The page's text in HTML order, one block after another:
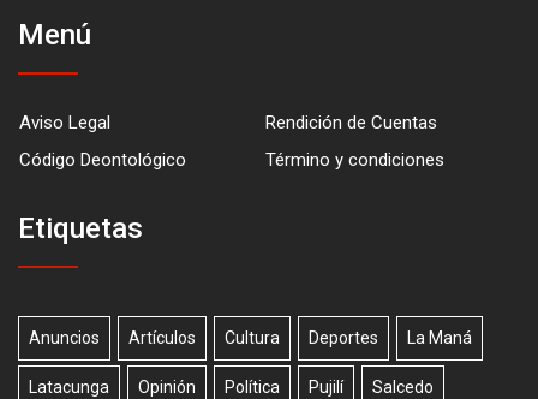
Menú
Aviso Legal
Rendición de Cuentas
Código Deontológico
Término y condiciones
Etiquetas
Anuncios Artículos Cultura Deportes La Maná
Latacunga Opinión Política Pujilí Salcedo